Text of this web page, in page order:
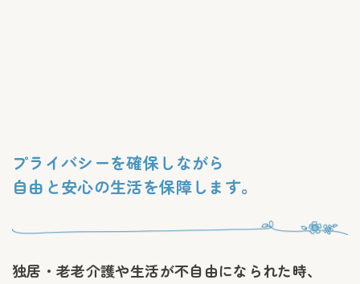
プライバシーを確保しながら
自由と安心の生活を保障します。
独居・老老介護や生活が不自由になられた時、